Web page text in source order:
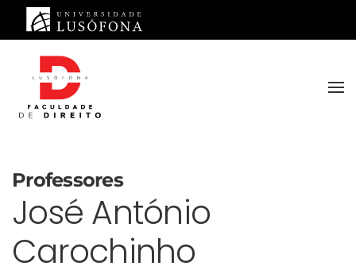
Saltar para o conteúdo principal
Professores
José António
Carochinho